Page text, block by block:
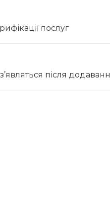
послуг
після